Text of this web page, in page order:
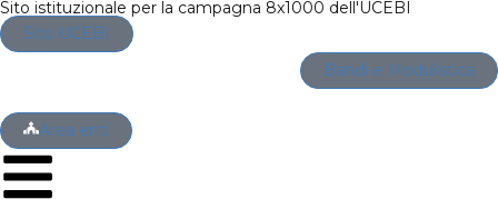
Sito istituzionale per la campagna 8x1000 dell'UCEBI
Sito UCEBI
Bandi e Modulistica
Area enti